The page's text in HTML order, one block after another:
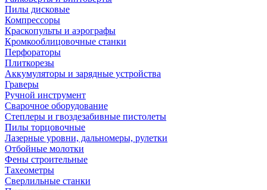
Пилы дисковые
Компрессоры
Краскопульты и аэрографы
Кромкооблицовочные станки
Перфораторы
Плиткорезы
Аккумуляторы и зарядные устройства
Граверы
Ручной инструмент
Сварочное оборудование
Степлеры и гвоздезабивные пистолеты
Пилы торцовочные
Лазерные уровни, дальномеры, рулетки
Отбойные молотки
Фены строительные
Тахеометры
Сверлильные станки